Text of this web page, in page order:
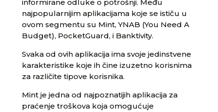
informirane odluke o potrošnji. Među
najpopularnijim aplikacijama koje se ističu u
ovom segmentu su Mint, YNAB (You Need A
Budget), PocketGuard, i Banktivity.
Svaka od ovih aplikacija ima svoje jedinstvene
karakteristike koje ih čine izuzetno korisnima
za različite tipove korisnika.
Mint je jedna od najpoznatijih aplikacija za
praćenje troškova koja omogućuje